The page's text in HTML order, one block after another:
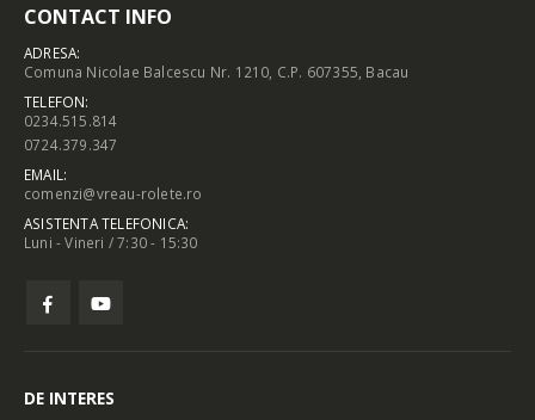
CONTACT INFO
ADRESA:
Comuna Nicolae Balcescu Nr. 1210, C.P. 607355, Bacau
TELEFON:
0234.515.814
0724.379.347
EMAIL:
comenzi@vreau-rolete.ro
ASISTENTA TELEFONICA:
Luni - Vineri / 7:30 - 15:30
DE INTERES